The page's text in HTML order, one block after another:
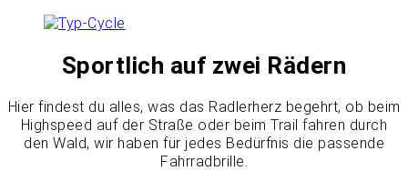
Sportlich auf zwei Rädern
Hier findest du alles, was das Radlerherz begehrt, ob beim
Highspeed auf der Straße oder beim Trail fahren durch
den Wald, wir haben für jedes Bedürfnis die passende
Fahrradbrille.